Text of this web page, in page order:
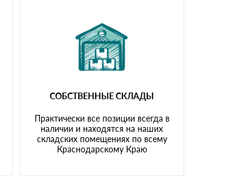
СОБСТВЕННЫЕ СКЛАДЫ
Практически все позиции всегда в
наличии и находятся на наших
складских помещениях по всему
Краснодарскому Краю